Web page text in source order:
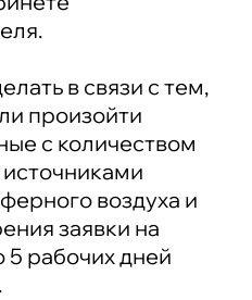
в связи с тем,
произойти
с количеством
воздуха и
заявки на
рабочих дней